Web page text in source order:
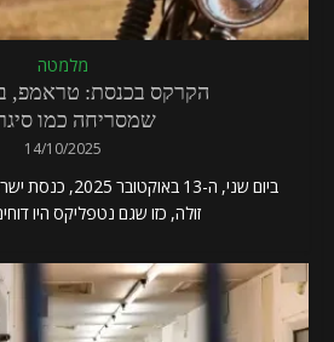
מלמטה
הקרקס בכנסת: טראמפ,
שמסריחה כמו סיגר
14/10/2025
ביום שני, ה-13
זולה, כזו שגם נטפליקס היו